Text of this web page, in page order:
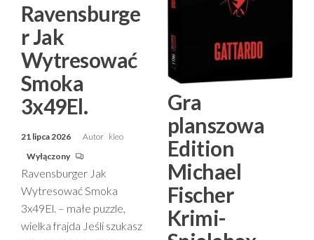
Ravensburge
r Jak
Wytresować
Smoka
3x49El.
21 lipca 2026 Autor kleo
Wyłączony
Ravensburger Jak
Wytresować Smoka
3x49El. – małe puzzle,
wielka frajda Jeśli szukasz
Gra
planszowa
Edition
Michael
Fischer
Krimi-